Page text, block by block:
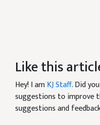
Like this
Hey! I amKJ Staff. Did
suggestions to improve
suggestions and